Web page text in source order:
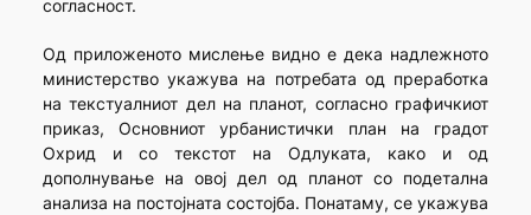
согласност.
Од приложеното мислење видно е дека надлежното
министерство укажува на потребата од преработка
на текстуалниот дел на планот, согласно графичкиот
приказ, Основниот урбанистички план на градот
Охрид и со текстот на Одлуката, како и од
дополнување на овој дел од планот со подетална
анализа на постојната состојба. Понатаму, се укажува